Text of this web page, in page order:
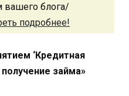
вашего блога/
подробнее!
‘Кредитная
займа»